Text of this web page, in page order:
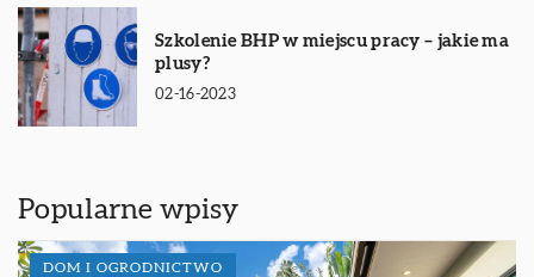
Szkolenie BHP w miejscu pracy – jakie ma
plusy?
02-16-2023
Popularne wpisy
DOM I OGRODNICTWO